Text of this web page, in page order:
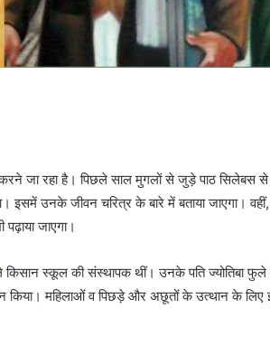
करने जा रहा है। पिछले साल मुगलों से जुड़े पाठ सिलेबस
इसमें उनके जीवन चरित्र के बारे में बताया जाएगा।
जाएगा।
किसान स्कूल की संस्थापक थीं। उनके पति ज्योतिबा
किया। महिलाओं व पिछड़े और अछूतों के उत्थान के लिए